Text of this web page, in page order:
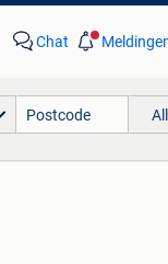
Chat